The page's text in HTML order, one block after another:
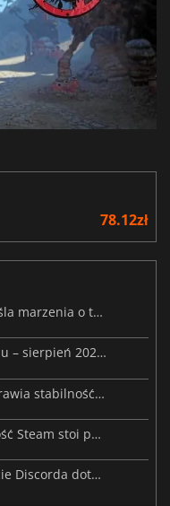
78.12zł
Wyciek ceny Steam Frame przekreśla marzenia o tanim zestawie VR
Premiery gier wideo w tym tygodniu – sierpień 2026 r. (32. tydzień)
Nowa aktualizacja w Palworld poprawia stabilność Sunreach i walk z bossami
Projekt Helix znów w grze, przyszłość Steam stoi pod znakiem zapytania
Złośliwe oprogramowanie i przejęcie Discorda dotknęły Meccha Chameleon